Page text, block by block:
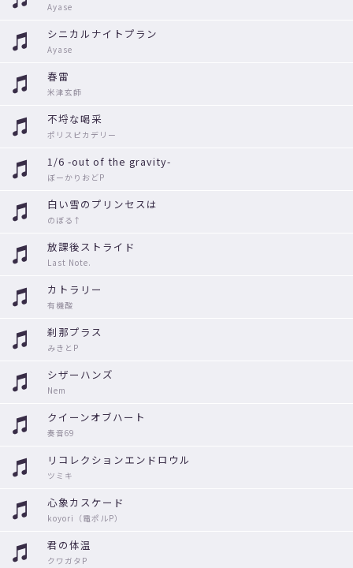
Ayase
シニカルナイトプラン
Ayase
春雷
米津玄師
不埒な喝采
ポリスピカデリー
1/6 -out of the gravity-
ぼーかりおどP
白い雪のプリンセスは
のぼる↑
放課後ストライド
Last Note.
カトラリー
有機酸
刹那プラス
みきとP
シザーハンズ
Nem
クイーンオブハート
奏音69
リコレクションエンドロウル
ツミキ
心象カスケード
koyori（電ポルP）
君の体温
クワガタP